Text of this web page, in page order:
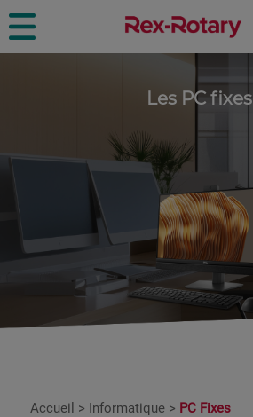
Les PC fixes
Accueil > Informatique> PC Fixes